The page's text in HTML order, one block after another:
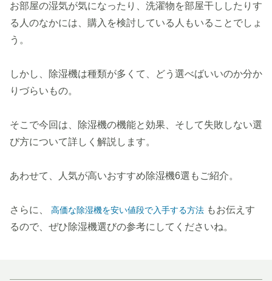
お部屋の湿気が気になったり、洗濯物を部屋干ししたりす
る人のなかには、購入を検討している人もいることでしょ
う。
しかし、除湿機は種類が多くて、どう選べばいいのか分か
りづらいもの。
そこで今回は、除湿機の機能と効果、そして失敗しない選
び方について詳しく解説します。
あわせて、人気が高いおすすめ除湿機6選もご紹介。
さらに、 高価な除湿機を安い値段で入手する方法 もお伝えす
るので、ぜひ除湿機選びの参考にしてくださいね。